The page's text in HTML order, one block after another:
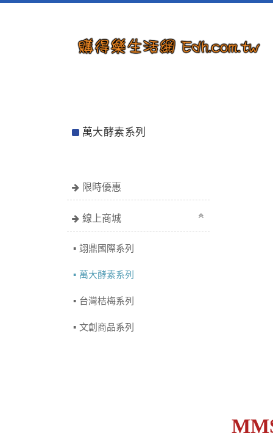
萬大酵素系列
限時優惠
線上商城
翊鼎國際系列
萬大酵素系列
台灣桔梅系列
文創商品系列